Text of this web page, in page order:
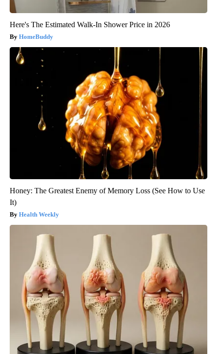
Here's The Estimated Walk-In Shower Price in 2026
HomeBuddy
Honey: The Greatest Enemy of Memory Loss (See How to Use
It)
Health Weekly